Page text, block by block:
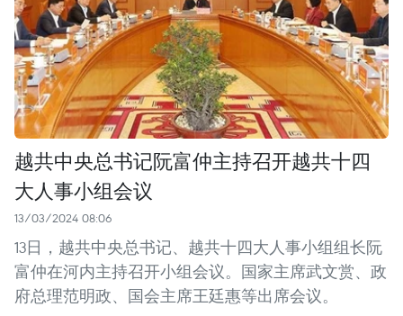
越共中央总书记阮富仲主持召开越共十四
大人事小组会议
13/03/2024 08:06
13日，越共中央总书记、越共十四大人事小组组长阮
富仲在河内主持召开小组会议。国家主席武文赏、政
府总理范明政、国会主席王廷惠等出席会议。